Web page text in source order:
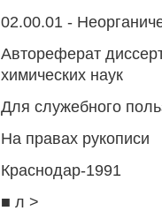
02.00.01 -
Автореферат
химических наук
Для служебного
На правах рукописи
Краснодар-1991
■ л >